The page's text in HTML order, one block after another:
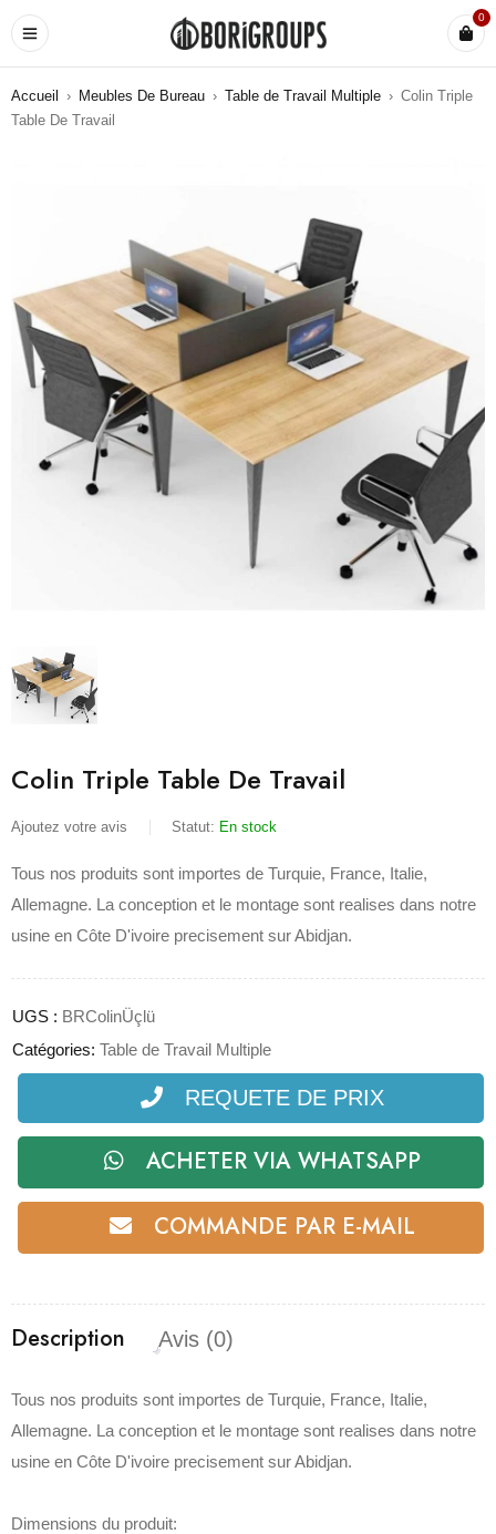
0
Accueil › Meubles De Bureau › Table de Travail Multiple › Colin Triple
Table De Travail
Colin Triple Table De Travail
Ajoutez votre avis Statut: En stock
Tous nos produits sont importes de Turquie, France, Italie,
Allemagne. La conception et le montage sont realises dans notre
usine en Côte D'ivoire precisement sur Abidjan.
UGS : BRColinÜçlü
Catégories: Table de Travail Multiple
REQUETE DE PRIX
ACHETER VIA WHATSAPP
COMMANDE PAR E-MAIL
Description Avis (0)
Tous nos produits sont importes de Turquie, France, Italie,
Allemagne. La conception et le montage sont realises dans notre
usine en Côte D'ivoire precisement sur Abidjan.
Dimensions du produit: